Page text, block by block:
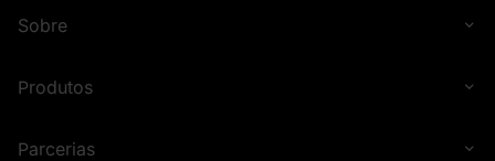
Sobre
Produtos
Parcerias